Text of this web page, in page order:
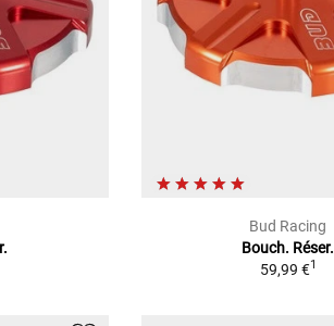
Bud Racing
Bouch. Réser.
59,99 €1